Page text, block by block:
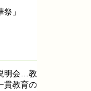
」
明会…教
貫教育の